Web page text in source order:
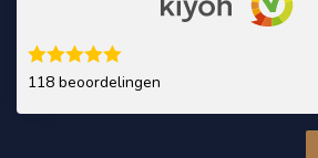
118 beoordelingen